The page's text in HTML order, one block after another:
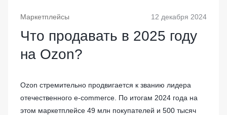
Маркетплейсы 12 декабря 2024
Что продавать в 2025 году
на Ozon?
Ozon стремительно продвигается к званию лидера
отечественного e-commerce. По итогам 2024 года на
этом маркетплейсе 49 млн покупателей и 500 тысяч